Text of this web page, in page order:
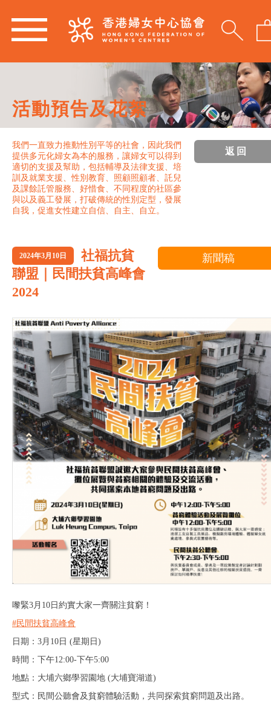
活動預告及花絮
我們一直致力推動性別平等的社會，因此我們
提供多元化婦女為本的服務，讓婦女可以得到
適切的支援及幫助，包括輔導及法律支援、培
訓及就業支援、性別教育、照顧照顧者、託兒
及課餘託管服務、好惜食、不同程度的社區參
與以及義工發展，打破傳統的性別定型，發展
自我，促進女性建立自信、自主、自立。
返回
2024年3月10日
社福抗貧
聯盟｜民間扶貧高峰會
2024
新聞稿
嚟緊3月10日約實大家一齊關注貧窮！
#民間扶貧高峰會
日期：3月10日 (星期日)
時間：下午12:00-下午5:00
地點：大埔六鄉學習園地 (大埔寶湖道)
型式：民間公聽會及貧窮體驗活動，共同探索貧窮問題及出路。